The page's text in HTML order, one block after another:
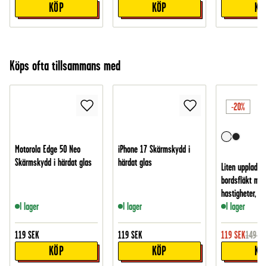
KÖP KÖP
Köps ofta tillsammans med
Motorola Edge 50 Neo
Skärmskydd i härdat glas
I lager
119 SEK
KÖP
iPhone 17 Skärmskydd i
härdat glas
I lager
119 SEK
KÖP
-20%
Liten
bordsfläkt
hastigheter, Vit
I lager
119 SEK149